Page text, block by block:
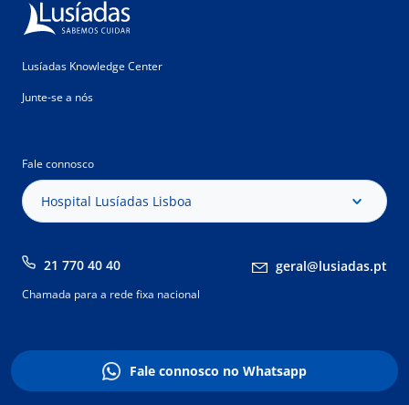
Lusíadas Knowledge Center
Junte-se a nós
Fale connosco
Hospital Lusíadas Lisboa
21 770 40 40 geral@lusiadas.pt
Chamada para a rede fixa nacional
Fale connosco no Whatsapp